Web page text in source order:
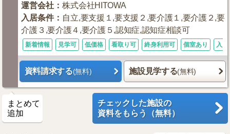
運営会社 ：株式会社HITOWA
入居条件： 自立,要支援１,要支援２,要介護１,要介護２,要
介護３,要介護４,要介護５,認知症,認知症相談可
新着情報 見学可 低価格 看取り可 終身利用可 個室あり 入居
資料請求する(無料) 施設見学する(無料)
まとめて
追加
チェックした施設の
資料をもらう（無料）